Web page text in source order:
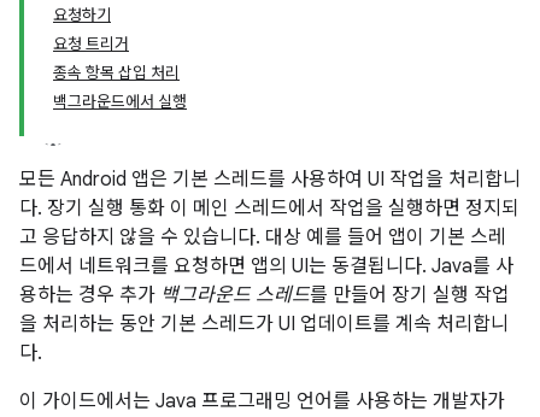
요청하기
요청 트리거
종속 항목 삽입 처리
백그라운드에서 실행
모든 Android 앱은 기본 스레드를 사용하여 UI 작업을 처리합니
다. 장기 실행 통화 이 메인 스레드에서 작업을 실행하면 정지되
고 응답하지 않을 수 있습니다. 대상 예를 들어 앱이 기본 스레
드에서 네트워크를 요청하면 앱의 UI는 동결됩니다. Java를 사
용하는 경우 추가 백그라운드 스레드를 만들어 장기 실행 작업
을 처리하는 동안 기본 스레드가 UI 업데이트를 계속 처리합니
다.
이 가이드에서는 Java 프로그래밍 언어를 사용하는 개발자가